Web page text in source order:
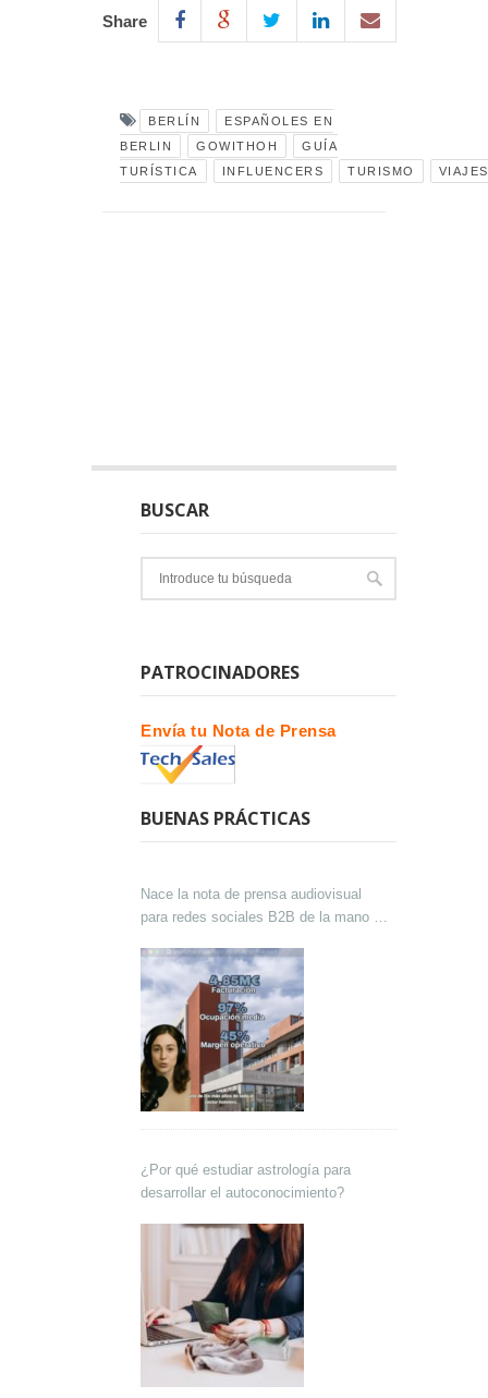
Share
BERLÍN
ESPAÑOLES EN
BERLIN
GOWITHOH
GUÍA
TURÍSTICA
INFLUENCERS TURISMO VIAJES
BUSCAR
PATROCINADORES
Envía tu Nota de Prensa
BUENAS PRÁCTICAS
Nace la nota de prensa audiovisual
para redes sociales B2B de la mano de
¿Por qué estudiar astrología para
desarrollar el autoconocimiento?